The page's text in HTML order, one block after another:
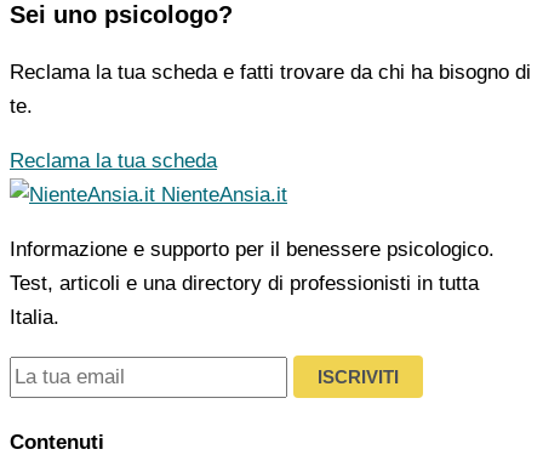
Sei uno psicologo?
Reclama la tua scheda e fatti trovare da chi ha bisogno di
te.
Reclama la tua scheda
NienteAnsia.it
Informazione e supporto per il benessere psicologico.
Test, articoli e una directory di professionisti in tutta
Italia.
ISCRIVITI
Contenuti